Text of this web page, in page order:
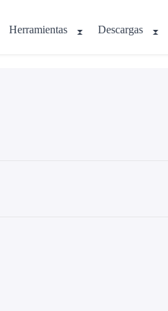
Herramientas Descargas